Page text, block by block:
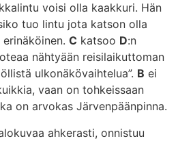
voisi olla kaakkuri. Hän
tuo lintu jota katson olla
C katsoo D:n
nähtyään reisilaikuttoman
ulkonäkövaihtelua”. B ei
vaan on tohkeissaan
on arvokas Järvenpäänpinna.
ahkerasti, onnistuu